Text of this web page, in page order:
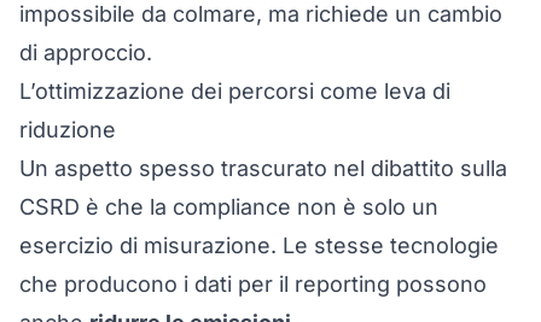
impossibile da colmare, ma richiede un cambio
di approccio.
L’ottimizzazione dei percorsi come leva di
riduzione
Un aspetto spesso trascurato nel dibattito sulla
CSRD è che la compliance non è solo un
esercizio di misurazione. Le stesse tecnologie
che producono i dati per il reporting possono